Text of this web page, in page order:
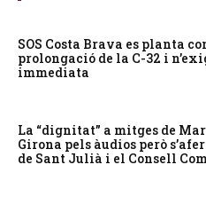
SOS Costa Brava es planta
prolongació de la C-32 i
immediata
La “dignitat” a mitges de
Girona pels àudios però
de Sant Julià i el Consell